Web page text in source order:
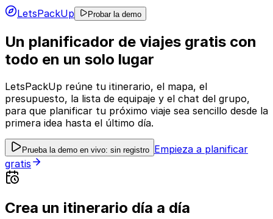
LetsPackUp Probar la demo
Un planificador de viajes gratis con
todo en un solo lugar
LetsPackUp reúne tu itinerario, el mapa, el
presupuesto, la lista de equipaje y el chat del grupo,
para que planificar tu próximo viaje sea sencillo desde la
primera idea hasta el último día.
Prueba la demo en vivo: sin registro Empieza a planificar
gratis
Crea un itinerario día a día